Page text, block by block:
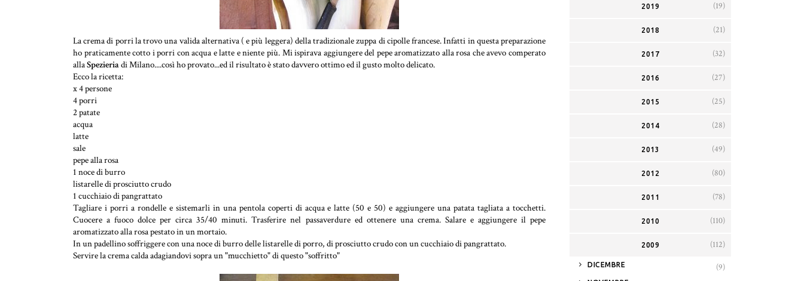
La crema di porri la trovo una valida alternativa ( e più leggera) della tradizionale zuppa di cipolle francese. Infatti in questa preparazione
ho praticamente cotto i porri con acqua e latte e niente più. Mi ispirava aggiungere del pepe aromatizzato alla rosa che avevo comperato
allaSpezieriadi Milano....così ho provato...ed il risultato è stato davvero ottimo ed il gusto molto delicato.
Ecco la ricetta:
x 4 persone
4 porri
2 patate
acqua
latte
sale
pepe alla rosa
1 noce di burro
listarelle di prosciutto crudo
1 cucchiaio di pangrattato
Tagliare i porri a rondelle e sistemarli in una pentola coperti di acqua e latte (50 e 50) e aggiungere una patata tagliata a tocchetti.
Cuocere a fuoco dolce per circa 35/40 minuti. Trasferire nel passaverdure ed ottenere una crema. Salare e aggiungere il pepe
aromatizzato alla rosa pestato in un mortaio.
In un padellino soffriggere con una noce di burro delle listarelle di porro, di prosciutto crudo con un cucchiaio di pangrattato.
Servire la crema calda adagiandovi sopra un "mucchietto" di questo "soffritto"
2019 (19)
2018 (21)
2017 (32)
2016 (27)
2015 (25)
2014 (28)
2013 (49)
2012 (80)
2011 (78)
2010 (110)
2009 (112)
► DICEMBRE (9)